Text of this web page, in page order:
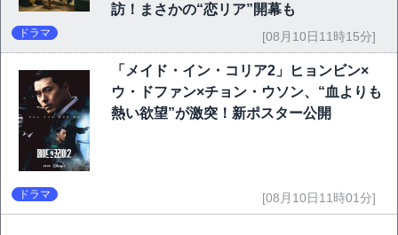
訪！まさかの“恋リア”開幕も
ドラマ [08月10日11時15分]
「メイド・イン・コリア2」ヒョンビン×
ウ・ドファン×チョン・ウソン、“血よりも
熱い欲望”が激突！新ポスター公開
ドラマ [08月10日11時01分]